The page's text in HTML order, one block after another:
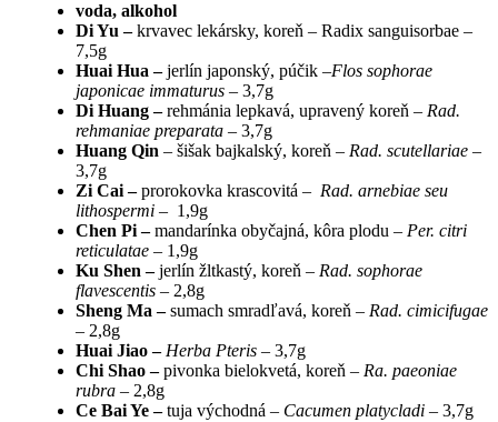
voda, alkohol
Di Yu –krvavec lekársky, koreň – Radix sanguisorbae –
7,5g
Huai Hua –jerlín japonský, púčik –Flos sophorae
japonicae immaturus – 3,7g
Di Huang –rehmánia lepkavá, upravený koreň – Rad.
rehmaniae preparata – 3,7g
Huang Qin – šišak bajkalský, koreň – Rad. scutellariae –
3,7g
Zi Cai –prorokovka krascovitá – Rad. arnebiae seu
lithospermi – 1,9g
Chen Pi –mandarínka obyčajná, kôra plodu – Per. citri
reticulatae – 1,9g
Ku Shen –jerlín žltkastý, koreň – Rad. sophorae
flavescentis – 2,8g
Sheng Ma –sumach smradľavá, koreň – Rad. cimicifugae
– 2,8g
Huai Jiao – Herba Pteris – 3,7g
Chi Shao –pivonka bielokvetá, koreň – Ra. paeoniae
rubra – 2,8g
Ce Bai Ye –tuja východná – Cacumen platycladi – 3,7g